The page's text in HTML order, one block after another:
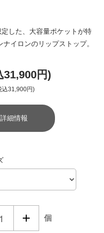
した、大容量ポケットが特
イロンのリップストップ。
31,900円)
込31,900円)
細情報
個